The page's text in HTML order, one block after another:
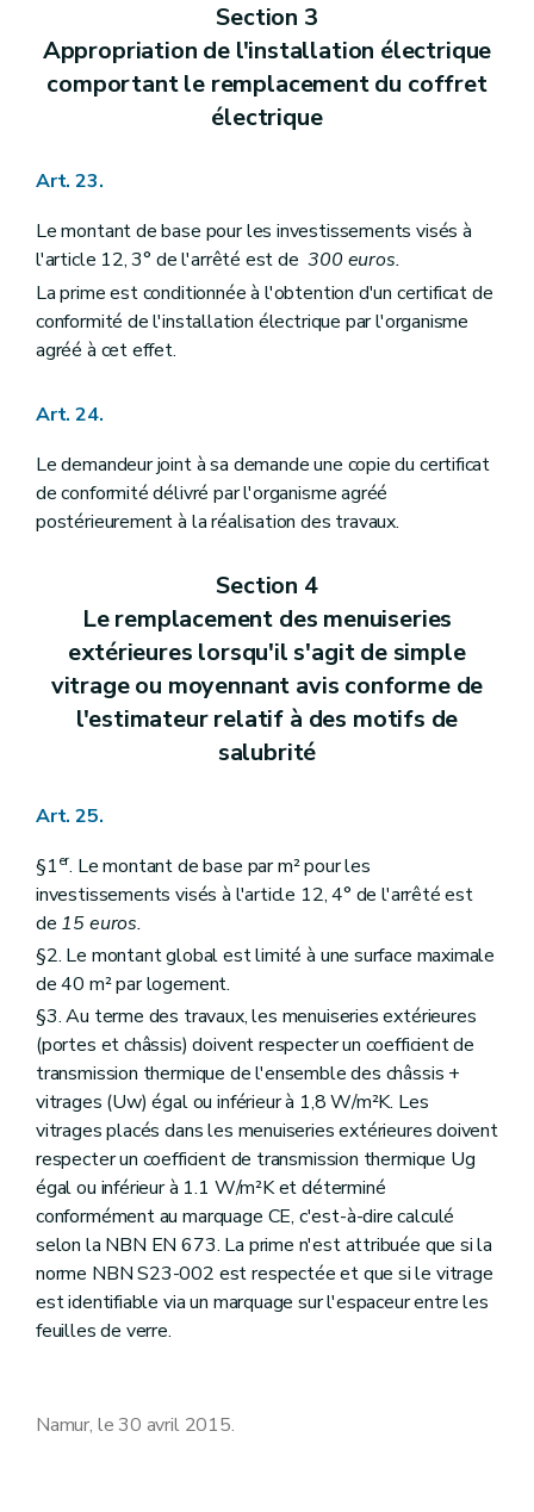
Section 3
Appropriation de l'installation électrique
comportant le remplacement du coffret
électrique
Art. 23.
Le montant de base pour les investissements visés à
l'article 12, 3° de l'arrêté est de300 euros.
La prime est conditionnée à l'obtention d'un certificat de
conformité de l'installation électrique par l'organisme
agréé à cet effet.
Art. 24.
Le demandeur joint à sa demande une copie du certificat
de conformité délivré par l'organisme agréé
postérieurement à la réalisation des travaux.
Section 4
Le remplacement des menuiseries
extérieures lorsqu'il s'agit de simple
vitrage ou moyennant avis conforme de
l'estimateur relatif à des motifs de
salubrité
Art. 25.
§1er. Le montant de base par m² pour les
investissements visés à l'article 12, 4° de l'arrêté est
de 15 euros.
§2. Le montant global est limité à une surface maximale
de 40 m² par logement.
§3. Au terme des travaux, les menuiseries extérieures
(portes et châssis) doivent respecter un coefficient de
transmission thermique de l'ensemble des châssis +
vitrages (Uw) égal ou inférieur à 1,8 W/m²K. Les
vitrages placés dans les menuiseries extérieures doivent
respecter un coefficient de transmission thermique Ug
égal ou inférieur à 1.1 W/m²K et déterminé
conformément au marquage CE, c'est-à-dire calculé
selon la NBN EN 673. La prime n'est attribuée que si la
norme NBN S23-002 est respectée et que si le vitrage
est identifiable via un marquage sur l'espaceur entre les
feuilles de verre.
Namur, le 30 avril 2015.